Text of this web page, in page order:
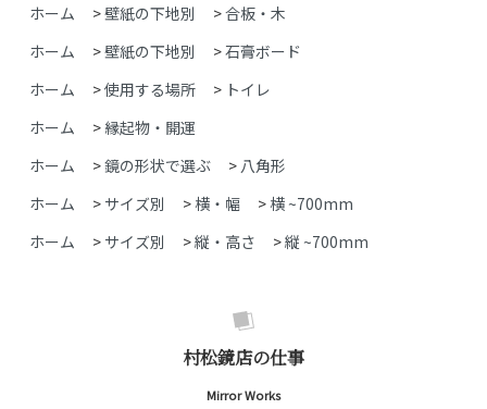
ホーム
>壁紙の下地別 >合板・木
ホーム
>壁紙の下地別 >石膏ボード
ホーム
>使用する場所 > トイレ
ホーム
> 縁起物・開運
ホーム
>鏡の形状で選ぶ > 八角形
ホーム
> サイズ別 >横・幅 >横 ~700mm
ホーム
> サイズ別 >縦・高さ >縦 ~700mm
村松鏡店の仕事
Mirror Works